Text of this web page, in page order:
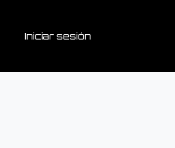
Iniciar sesión